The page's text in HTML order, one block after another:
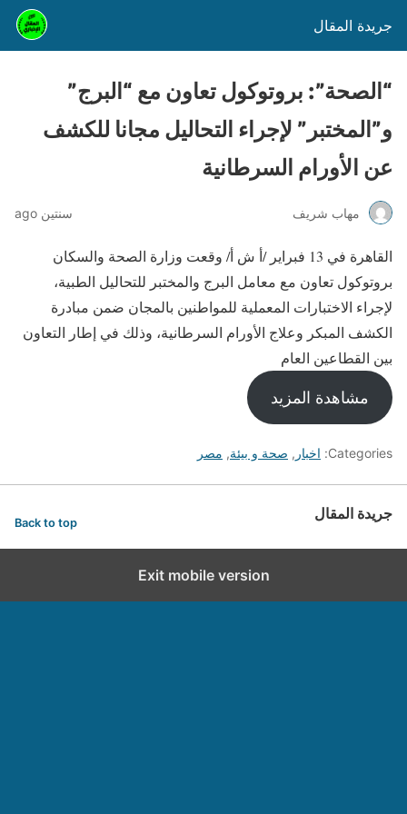
جريدة المقال
“الصحة”: بروتوكول تعاون مع “البرج”
و”المختبر” لإجراء التحاليل مجانا للكشف
عن الأورام السرطانية
مهاب شريف سنتين ago
القاهرة في 13 فبراير /أ ش أ/ وقعت وزارة الصحة والسكان
بروتوكول تعاون مع معامل البرج والمختبر للتحاليل الطبية،
لإجراء الاختبارات المعملية للمواطنين بالمجان ضمن مبادرة
الكشف المبكر وعلاج الأورام السرطانية، وذلك في إطار التعاون
بين القطاعين العام
مشاهدة المزيد
Categories: اخبار , صحة و بيئة, مصر
جريدة المقال Back to top
Exit mobile version